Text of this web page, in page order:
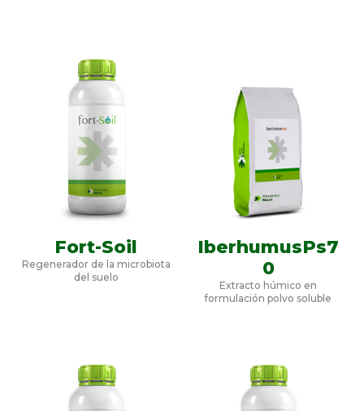
Fort-Soil
Regenerador de la microbiota
del suelo
IberhumusPs7
0
Extracto húmico en
formulación polvo soluble